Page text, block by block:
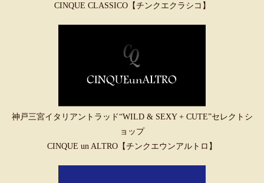
CINQUE CLASSICO【チンクエクラシコ】
神戸三宮イタリアントラッド“WILD & SEXY + CUTE”セレクトシ
ョップ
CINQUE un ALTRO【チンクエウンアルトロ】